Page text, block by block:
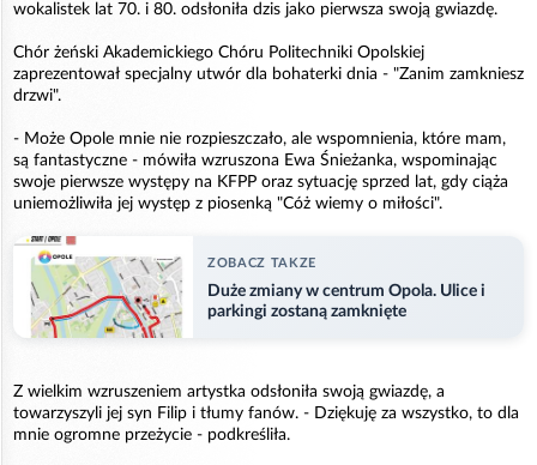
wokalistek lat 70. i 80. odsłoniła dzis jako pierwsza swoją gwiazdę.
Chór żeński Akademickiego Chóru Politechniki Opolskiej
zaprezentował specjalny utwór dla bohaterki dnia - "Zanim zamkniesz
drzwi".
- Może Opole mnie nie rozpieszczało, ale wspomnienia, które mam,
są fantastyczne - mówiła wzruszona Ewa Śnieżanka, wspominając
swoje pierwsze występy na KFPP oraz sytuację sprzed lat, gdy ciąża
uniemożliwiła jej występ z piosenką "Cóż wiemy o miłości".
ZOBACZ TAKZE
Duże zmiany w centrum Opola. Ulice i
parkingi zostaną zamknięte
Z wielkim wzruszeniem artystka odsłoniła swoją gwiazdę, a
towarzyszyli jej syn Filip i tłumy fanów. - Dziękuję za wszystko, to dla
mnie ogromne przeżycie - podkreśliła.